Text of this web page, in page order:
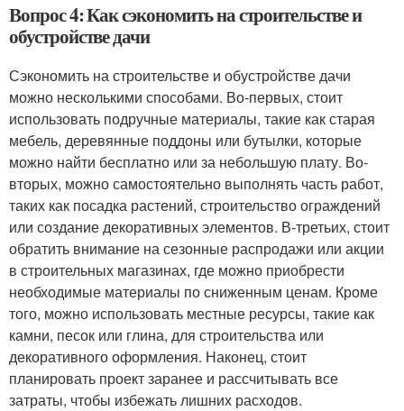
Вопрос 4: Как сэкономить на строительстве и
обустройстве дачи
Сэкономить на строительстве и обустройстве дачи
можно несколькими способами. Во-первых, стоит
использовать подручные материалы, такие как старая
мебель, деревянные поддоны или бутылки, которые
можно найти бесплатно или за небольшую плату. Во-
вторых, можно самостоятельно выполнять часть работ,
таких как посадка растений, строительство ограждений
или создание декоративных элементов. В-третьих, стоит
обратить внимание на сезонные распродажи или акции
в строительных магазинах, где можно приобрести
необходимые материалы по сниженным ценам. Кроме
того, можно использовать местные ресурсы, такие как
камни, песок или глина, для строительства или
декоративного оформления. Наконец, стоит
планировать проект заранее и рассчитывать все
затраты, чтобы избежать лишних расходов.